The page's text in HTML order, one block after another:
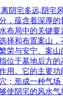
阴宅多远,阴宅
，蕴含着深厚的
布局中的关键要
择和布置案山
荣与安宁。案山
位于墓地后方的
用。它的主要
；形成一种气
使阴宅的风水气